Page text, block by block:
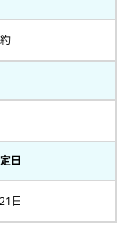
日
日